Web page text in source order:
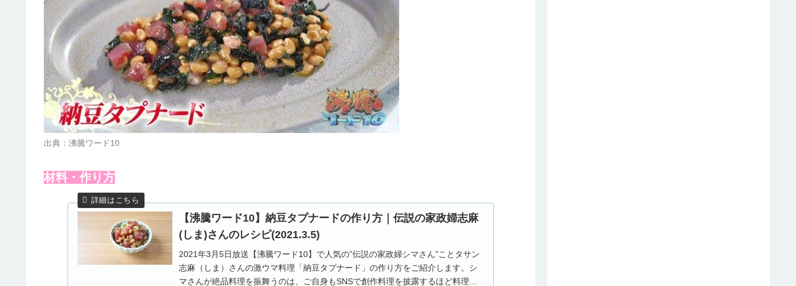
出典：沸騰ワード10
材料・作り方
【沸騰ワード10】納豆タプナードの作り方｜伝説の家政婦志麻
(しま)さんのレシピ(2021.3.5)
2021年3月5日放送【沸騰ワード10】で人気の”伝説の家政婦シマさん”ことタサン
志麻（しま）さんの激ウマ料理「納豆タプナード」の作り方をご紹介します。シ
マさんが絶品料理を振舞うのは、ご自身もSNSで創作料理を披露するほど料理上